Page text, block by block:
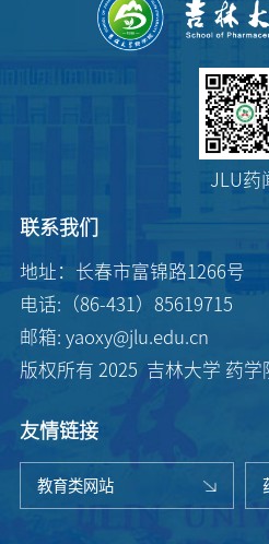
JLU药
联系我们
地址：长春市富锦路1266号
电话:（86-431）85619715
邮箱: yaoxy@jlu.edu.cn
版权所有 2025 吉林大学 药学
友情链接
教育类网站